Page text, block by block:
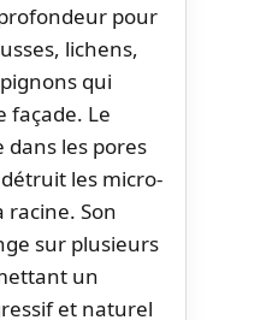
pour
lichens,
qui
façade. Le
les pores
les micro-
racine. Son
sur plusieurs
un
et naturel